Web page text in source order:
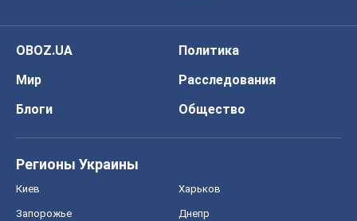
OBOZ.UA
Политика
Мир
Расследования
Блоги
Общество
Регионы Украины
Киев Харьков
Запорожье Днепр